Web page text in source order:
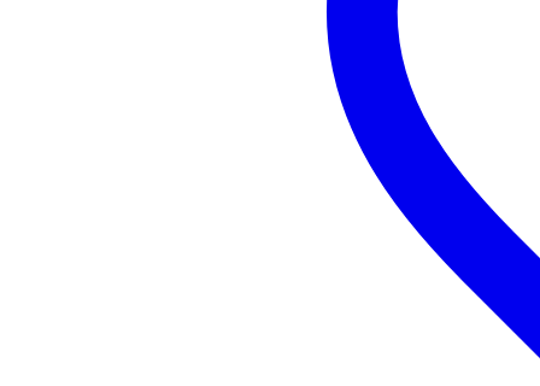
formato muy compacto y guardarlo
Características del producto
Sustainable product
Type of music stand
Maximum stand height (cm)
130
Minimum stand height (cm)